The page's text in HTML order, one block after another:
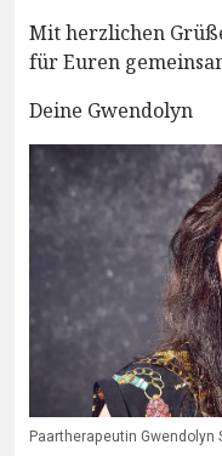
Mit herzlichen
für Euren
Deine Gwendolyn
Paartherapeutin Gwendolyn